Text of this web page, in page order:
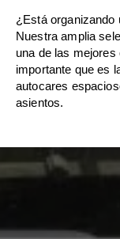
¿Está organizando
Nuestra amplia
una de las
importante que es
autocares
asientos.